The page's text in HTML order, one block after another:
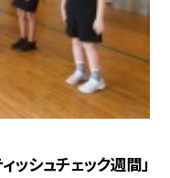
ッシュチェック週間」